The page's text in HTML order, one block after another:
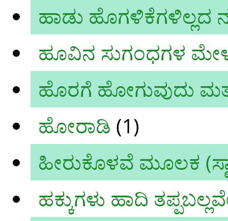
ಹಾಡು ಹೊಗಳಿಕೆಗಳಿಲ್ಲದ
ಹೂವಿನ ಸುಗಂಧಗಳ
ಹೊರಗೆ ಹೋಗುವುದು
ಹೋರಾಡಿ (1)
ಹೀರುಕೊಳವೆ ಮೂಲಕ
ಹಕ್ಕುಗಳು ಹಾದಿ